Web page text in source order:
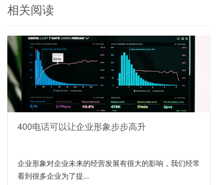
相关阅读
400电话可以让企业形象步步高升
企业形象对企业未来的经营发展有很大的影响，我们经常
看到很多企业为了提...